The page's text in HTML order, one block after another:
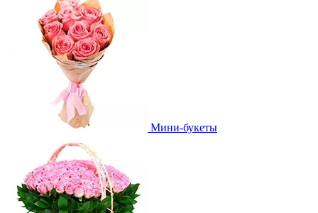
Мини-букеты